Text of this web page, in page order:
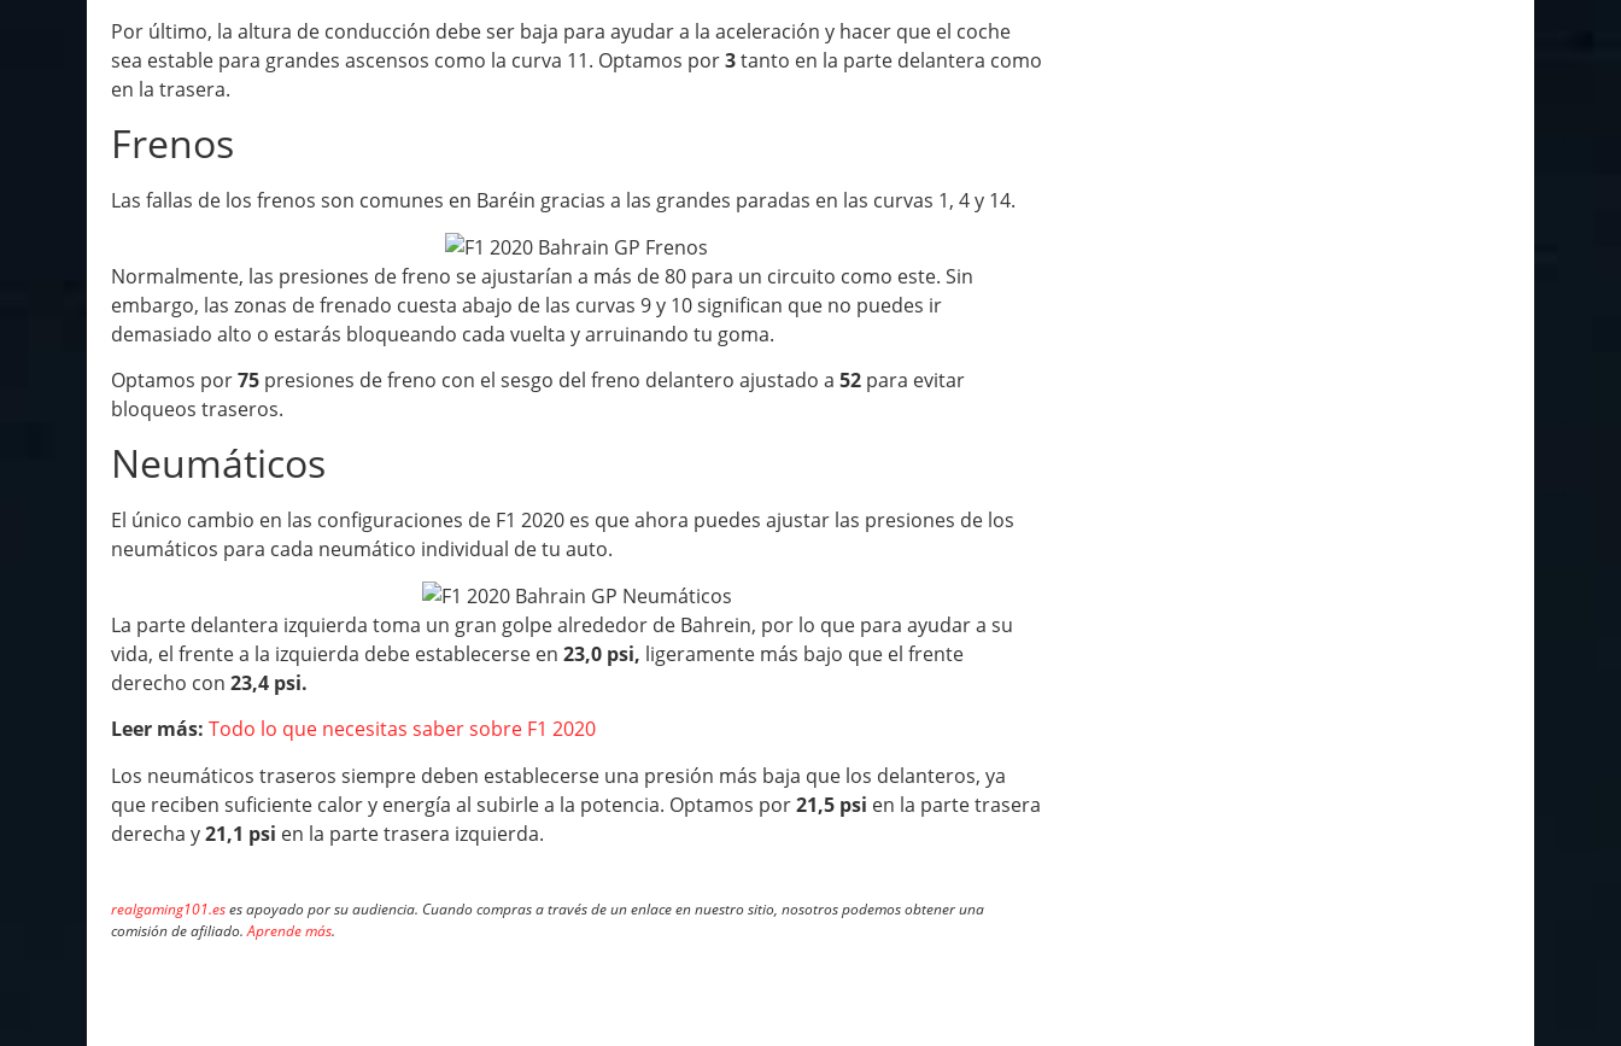
Por último, la altura de conducción debe ser baja para ayudar a la aceleración y hacer que el coche
sea estable para grandes ascensos como la curva 11. Optamos por3tanto en la parte delantera como
en la trasera.
Frenos
Las fallas de los frenos son comunes en Baréin gracias a las grandes paradas en las curvas 1, 4 y 14.
Normalmente, las presiones de freno se ajustarían a más de 80 para un circuito como este. Sin
embargo, las zonas de frenado cuesta abajo de las curvas 9 y 10 significan que no puedes ir
demasiado alto o estarás bloqueando cada vuelta y arruinando tu goma.
Optamos por75 presiones de freno con el sesgo del freno delantero ajustado a 52 para evitar
bloqueos traseros.
Neumáticos
El único cambio en las configuraciones de F1 2020 es que ahora puedes ajustar las presiones de los
neumáticos para cada neumático individual de tu auto.
La parte delantera izquierda toma un gran golpe alrededor de Bahrein, por lo que para ayudar a su
vida, el frente a la izquierda debe establecerse en 23,0 psi, ligeramente más bajo que el frente
derecho con 23,4 psi.
Leer más: Todo lo que necesitas saber sobre F1 2020
Los neumáticos traseros siempre deben establecerse una presión más baja que los delanteros, ya
que reciben suficiente calor y energía al subirle a la potencia. Optamos por21,5 psi en la parte trasera
derecha y21,1 psi en la parte trasera izquierda.
realgaming101.eses apoyado por su audiencia. Cuando compras a través de un enlace en nuestro sitio, nosotros podemos obtener una
comisión de afiliado.Aprende más.